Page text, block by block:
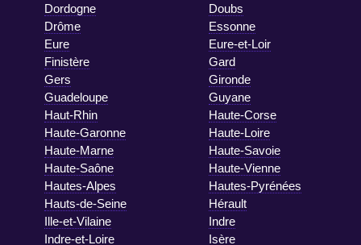
Dordogne
Doubs
Drôme
Essonne
Eure
Eure-et-Loir
Finistère
Gard
Gers
Gironde
Guadeloupe
Guyane
Haut-Rhin
Haute-Corse
Haute-Garonne
Haute-Loire
Haute-Marne
Haute-Savoie
Haute-Saône
Haute-Vienne
Hautes-Alpes
Hautes-Pyrénées
Hauts-de-Seine
Hérault
Ille-et-Vilaine
Indre
Indre-et-Loire
Isère